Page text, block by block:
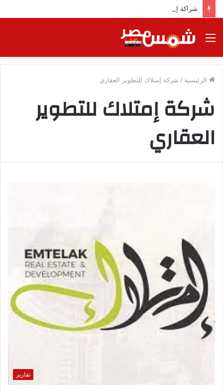
شراكة إيجي تاورز مع استاكوزا.. خطوة جديدة نحو استثمار أقوى
القائمة
الرئيسية / شركة إمتلاك للتطوير العقاري
شركة إمتلاك للتطوير
العقاري
تقارير